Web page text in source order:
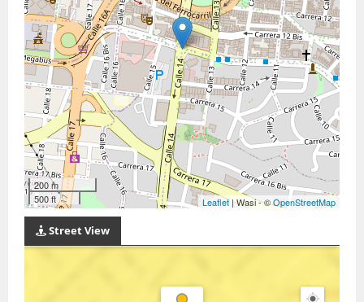
200 m
500 ft
Leaflet| Wasi - ©OpenStreetMap
Street View